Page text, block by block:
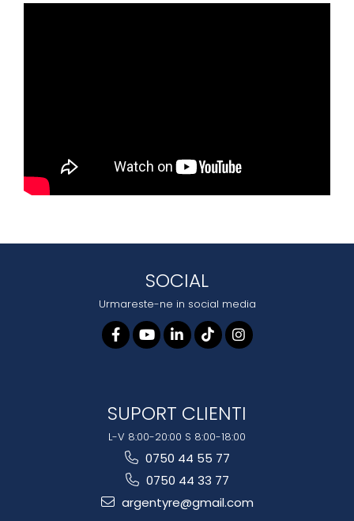
SOCIAL
Urmareste-ne in social media
SUPORT CLIENTI
L-V 8:00-20:00 S 8:00-18:00
0750 44 55 77
0750 44 33 77
argentyre@gmail.com